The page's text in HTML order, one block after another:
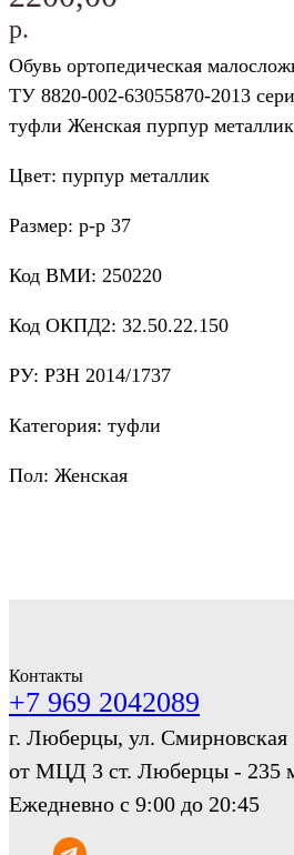
р.
Обувь ортопедическая
ТУ 8820-002-63055870-2013
туфли Женская пурпур
Цвет: пурпур металлик
Размер: р-р 37
Код ВМИ: 250220
Код ОКПД2: 32.50.22.150
РУ: РЗН 2014/1737
Категория: туфли
Пол: Женская
Контакты
+7 969 2042089
г. Люберцы, ул. Смирновская
от МЦД 3 ст. Люберцы - 235
Ежедневно с 9:00 до 20:45